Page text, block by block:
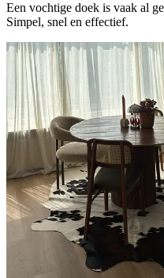
Een vochtige doek is vaak al
Simpel, snel en effectief.